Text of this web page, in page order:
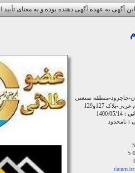
آگهی به عهده آگهی دهنده بوده و به معنای تأیید
جاجرود-منطقه صنعتی
پلاک 127و129
:
1400/05/14
: نامحدود